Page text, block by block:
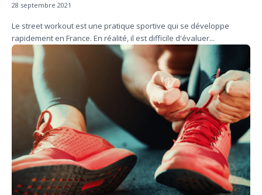
28 septembre 2021
Le street workout est une pratique sportive qui se développe
rapidement en France. En réalité, il est difficile d'évaluer...